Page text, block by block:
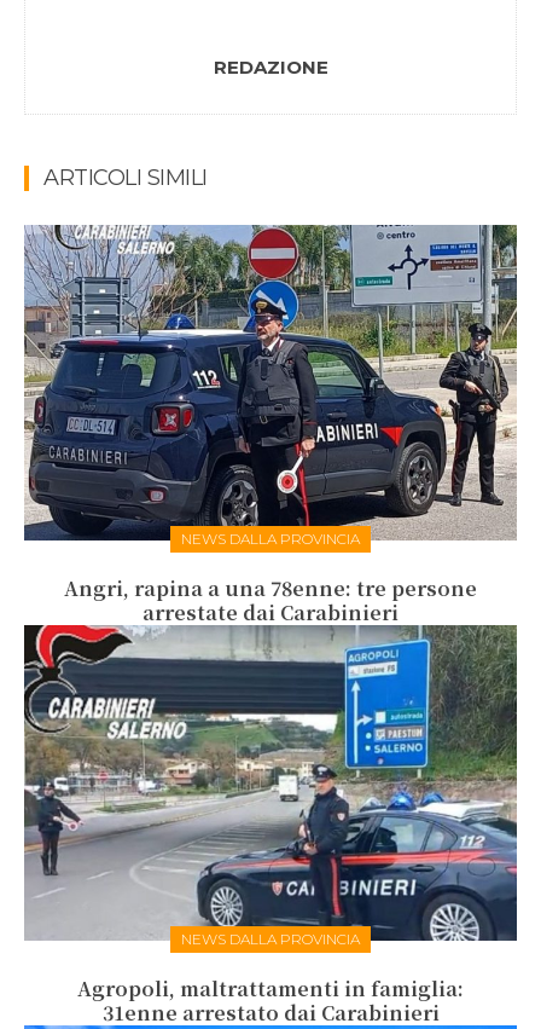
REDAZIONE
ARTICOLI SIMILI
NEWS DALLA PROVINCIA
Angri, rapina a una 78enne: tre persone
arrestate dai Carabinieri
NEWS DALLA PROVINCIA
Agropoli, maltrattamenti in famiglia:
31enne arrestato dai Carabinieri